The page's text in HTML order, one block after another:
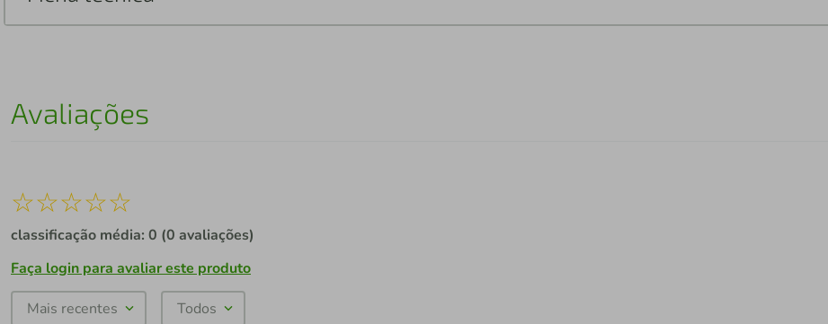
Avaliações
☆☆☆☆☆
classificação média: 0 (0 avaliações)
Faça login para avaliar este produto
Mais recentes Todos